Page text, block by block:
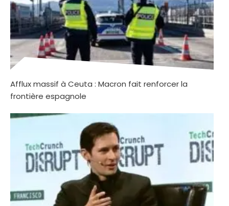
Afflux massif à Ceuta : Macron fait renforcer la
frontière espagnole